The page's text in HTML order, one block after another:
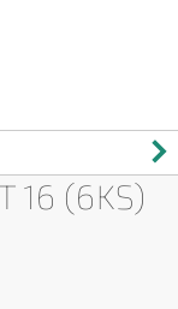
16 (6KS)